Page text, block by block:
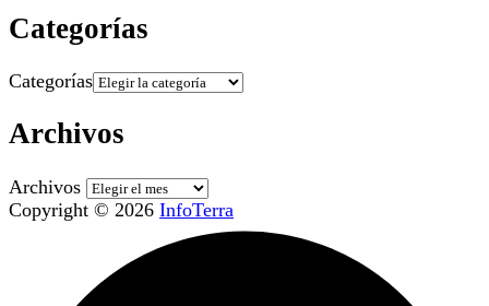
Categorías
Categorías
Archivos
Archivos
Copyright © 2026 InfoTerra